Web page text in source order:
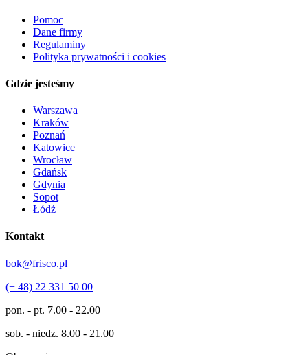
Pomoc
Dane firmy
Regulaminy
Polityka prywatności i cookies
Gdzie jesteśmy
Warszawa
Kraków
Poznań
Katowice
Wrocław
Gdańsk
Gdynia
Sopot
Łódź
Kontakt
bok@frisco.pl
(+ 48) 22 331 50 00
pon. - pt. 7.00 - 22.00
sob. - niedz. 8.00 - 21.00